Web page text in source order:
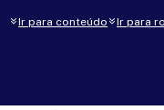
Ir para conteúdo Ir para